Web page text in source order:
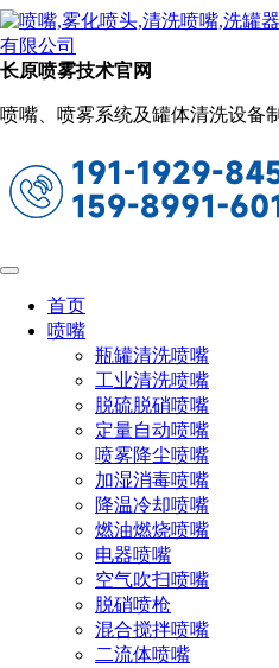
长原喷雾技术官网
喷嘴、喷雾系统及罐体清洗设备
首页
喷嘴
瓶罐清洗喷嘴
工业清洗喷嘴
脱硫脱硝喷嘴
定量自动喷嘴
喷雾降尘喷嘴
加湿消毒喷嘴
降温冷却喷嘴
燃油燃烧喷嘴
电器喷嘴
空气吹扫喷嘴
脱硝喷枪
混合搅拌喷嘴
二流体喷嘴
新闻动态
当前位置：
喷嘴如何选择（简单
2023-08-16 10:12:37 阅读量：673
喷嘴的应用非常广泛，种
理的选用喷嘴是工程设计人员
好的喷嘴。